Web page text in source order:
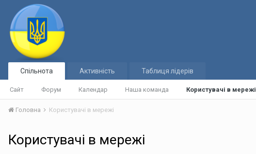
Спільнота
Сайт Форум Календар Наша команда Користувачі в мережі
Активність Таблиця лідерів
Головна Користувачі в мережі
Користувачі в мережі